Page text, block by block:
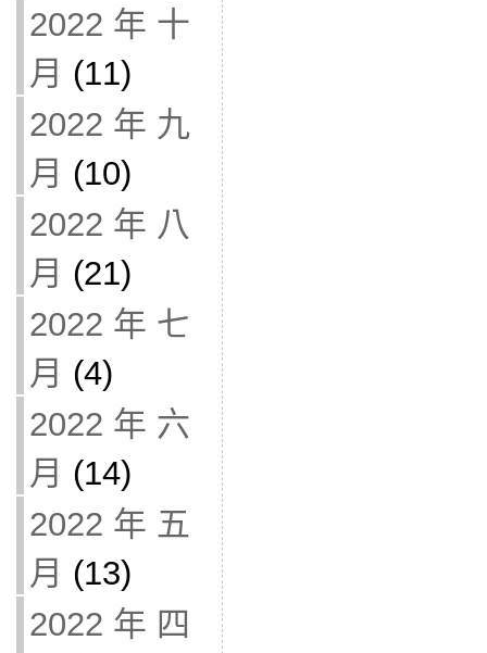
2022 年 十
月 (11)
2022 年 九
月 (10)
2022 年 八
月 (21)
2022 年 七
月 (4)
2022 年 六
月 (14)
2022 年 五
月 (13)
2022 年 四